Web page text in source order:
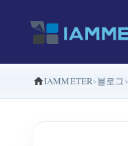
IAMMETER 블로그